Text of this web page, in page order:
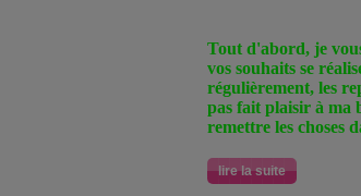
Tout d'abord, je
vos souhaits se
régulièrement, les
pas fait plaisir à ma
remettre les choses
lire la suite